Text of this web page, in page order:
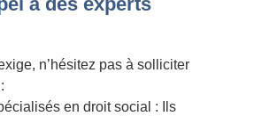
n’hésitez pas à solliciter
en droit social : Ils